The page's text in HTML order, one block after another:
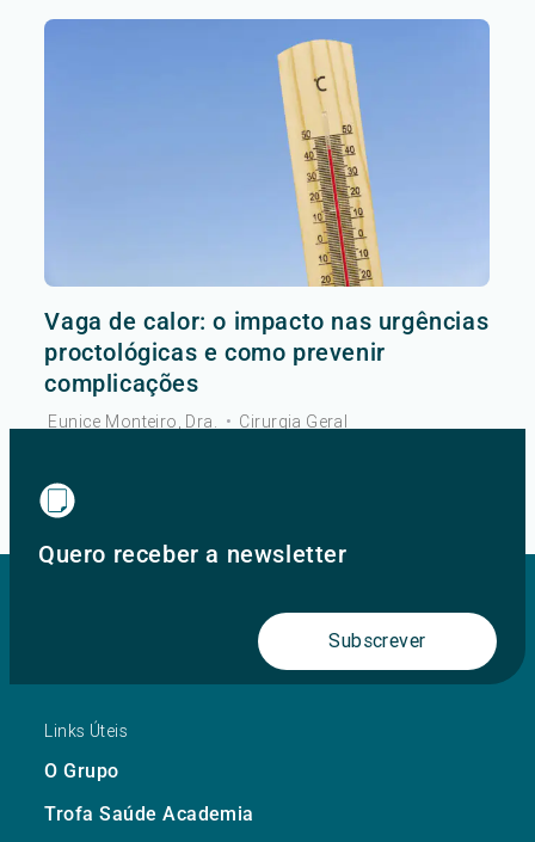
Vaga de calor: o impacto nas urgências
proctológicas e como prevenir
complicações
Eunice Monteiro, Dra. • Cirurgia Geral
Quero receber a newsletter
Subscrever
Links Úteis
O Grupo
Trofa Saúde Academia